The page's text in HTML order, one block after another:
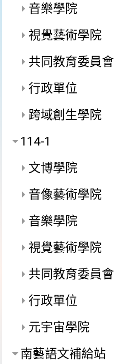
音樂學院
視覺藝術學院
共同教育委員會
行政單位
跨域創生學院
114-1
文博學院
音像藝術學院
音樂學院
視覺藝術學院
共同教育委員會
行政單位
元宇宙學院
南藝語文補給站